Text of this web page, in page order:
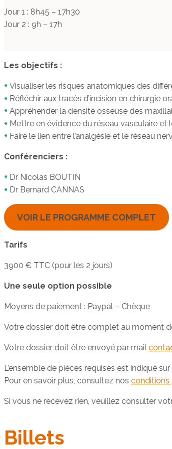
Jour 1 : 8h45 – 17h30
Jour 2 : 9h – 17h
Les objectifs :
+ Visualiser les risques anatomiques des
+ Réfléchir aux tracés d’incision en chirurgie
+ Appréhender la densité osseuse des
+ Mettre en évidence du réseau vasculaire et
+ Faire le lien entre l’analgésie et le réseau
Conférenciers :
+ Dr Nicolas BOUTIN
+ Dr Bernard CANNAS
VOIR LE PROGRAMME COMPLET
Tarifs
3900 € TTC (pour les 2 jours)
Une seule option possible
Moyens de paiement : Paypal – Chèque
Votre dossier doit être complet au moment
Votre dossier doit être envoyé par mail
L’ensemble de pièces requises est indiqué
Pour en savoir plus, consultez nos conditions
Si vous ne recevez rien, veuillez consulter
Billets